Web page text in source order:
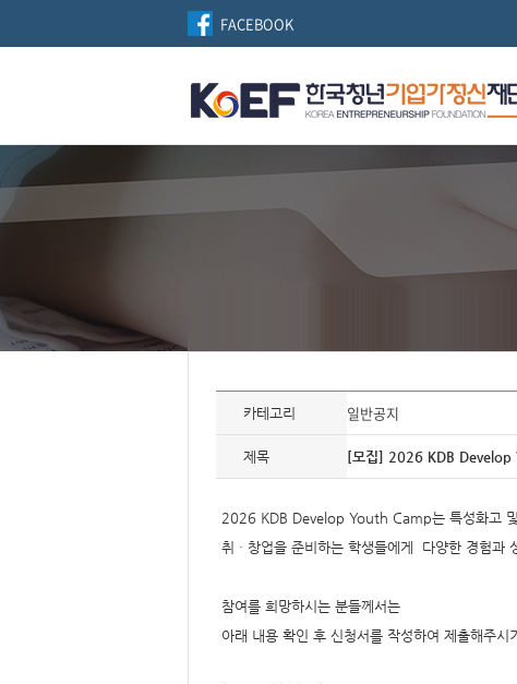
FACEBOOK
자
개
내
용,
키
워
제,
유
형,
저
카테고리 일반공지
제목 [모집] 2026 KDB
2026 KDB Develop Youth Camp는 특성화고 및
취ᆞ창업을 준비하는 학생들에게 다양한 경험과
참여를 희망하시는 분들께서는
아래 내용 확인 후 신청서를 작성하여 제출해주시